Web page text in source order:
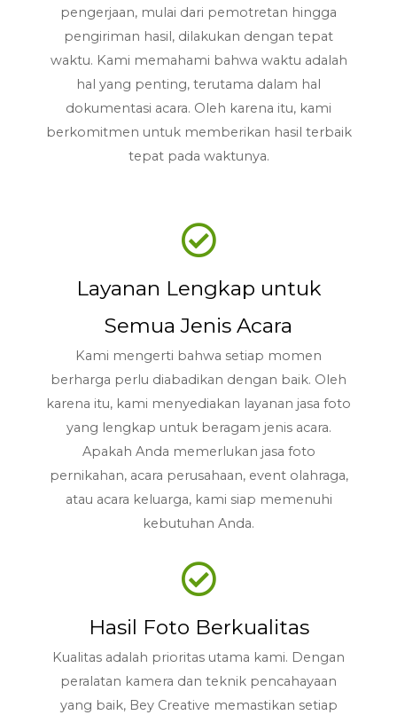
pengerjaan, mulai dari pemotretan hingga
pengiriman hasil, dilakukan dengan tepat
waktu. Kami memahami bahwa waktu adalah
hal yang penting, terutama dalam hal
dokumentasi acara. Oleh karena itu, kami
berkomitmen untuk memberikan hasil terbaik
tepat pada waktunya.
Layanan Lengkap untuk
Semua Jenis Acara
Kami mengerti bahwa setiap momen
berharga perlu diabadikan dengan baik. Oleh
karena itu, kami menyediakan layanan jasa foto
yang lengkap untuk beragam jenis acara.
Apakah Anda memerlukan jasa foto
pernikahan, acara perusahaan, event olahraga,
atau acara keluarga, kami siap memenuhi
kebutuhan Anda.
Hasil Foto Berkualitas
Kualitas adalah prioritas utama kami. Dengan
peralatan kamera dan teknik pencahayaan
yang baik, Bey Creative memastikan setiap